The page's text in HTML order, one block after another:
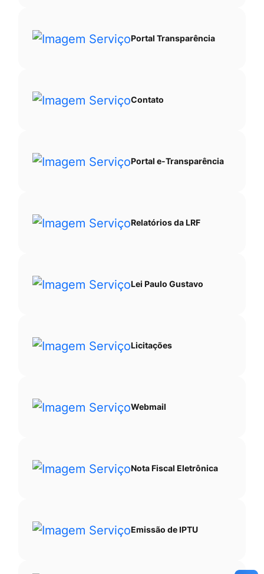
Portal Transparência
Contato
Portal e-Transparência
Relatórios da LRF
Lei Paulo Gustavo
Licitações
Webmail
Nota Fiscal Eletrônica
Emissão de IPTU